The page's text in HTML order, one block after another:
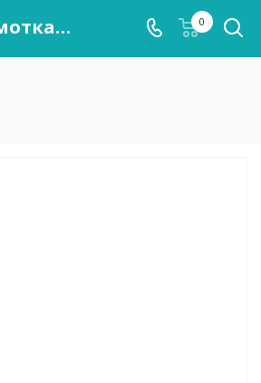
Пряжа в мотках MAXI SOFT оптом от kutnor.ru 0